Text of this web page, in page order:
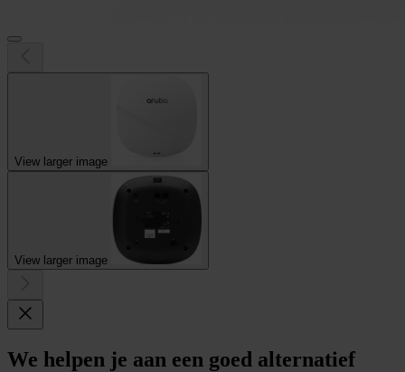
View larger image
View larger image
We helpen je aan een goed alternatief